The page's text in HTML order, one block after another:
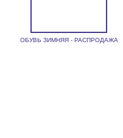
ОБУВЬ ЗИМНЯЯ - РАСПРОДАЖА